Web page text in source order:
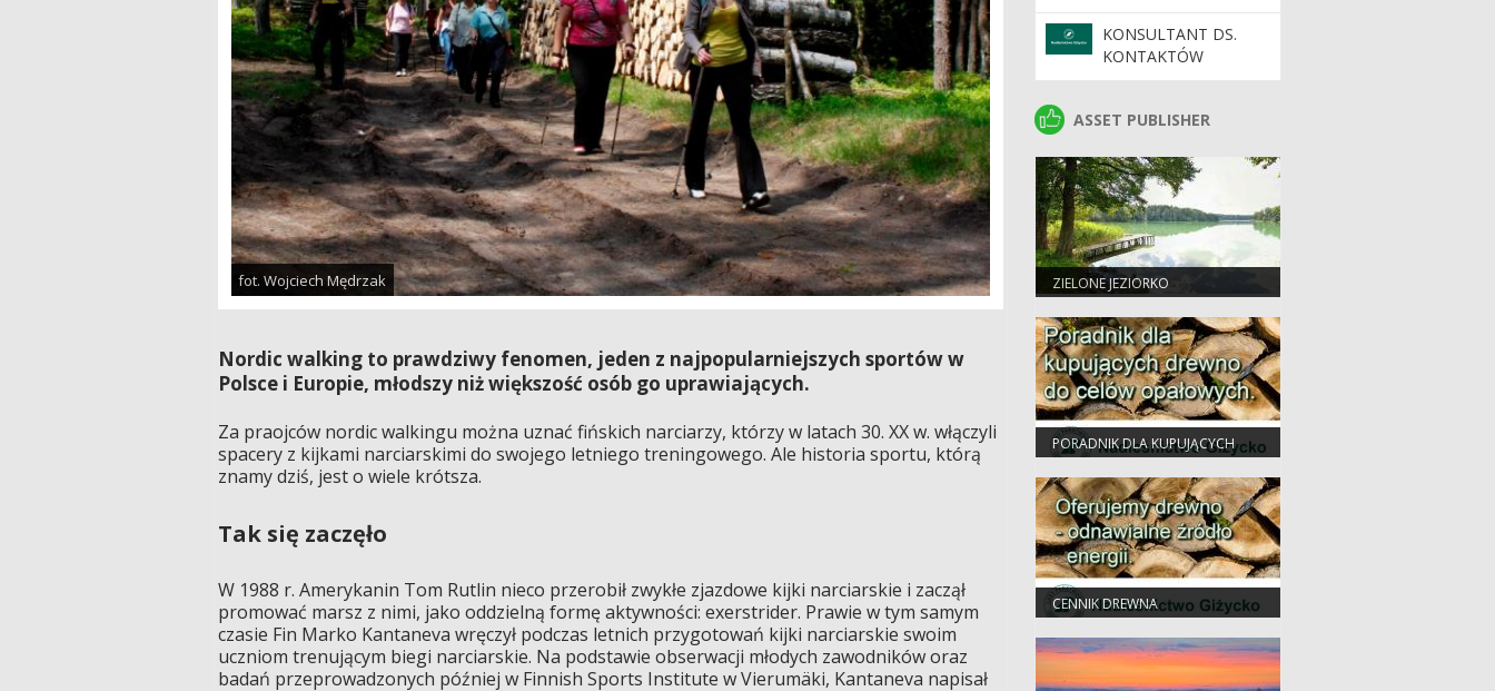
fot. Wojciech Mędrzak
Nordic walking to prawdziwy fenomen, jeden z najpopularniejszych sportów w
Polsce i Europie, młodszy niż większość osób go uprawiających.
Za praojców nordic walkingu można uznać fińskich narciarzy, którzy w latach 30. XX w. włączyli
spacery z kijkami narciarskimi do swojego letniego treningowego. Ale historia sportu, którą
znamy dziś, jest o wiele krótsza.
Tak się zaczęło
W 1988 r. Amerykanin Tom Rutlin nieco przerobił zwykłe zjazdowe kijki narciarskie i zaczął
promować marsz z nimi, jako oddzielną formę aktywności: exerstrider. Prawie w tym samym
czasie Fin Marko Kantaneva wręczył podczas letnich przygotowań kijki narciarskie swoim
uczniom trenującym biegi narciarskie. Na podstawie obserwacji młodych zawodników oraz
badań przeprowadzonych później w Finnish Sports Institute w Vierumäki, Kantaneva napisał
KONSULTANT DS.
KONTAKTÓW
SPOŁECZNYCH
ASSET PUBLISHER
ASSET PUBLISHER
ZIELONE JEZIORKO
PORADNIK DLA KUPUJĄCYCH
DREWNO OPAŁOWE
CENNIK DREWNA